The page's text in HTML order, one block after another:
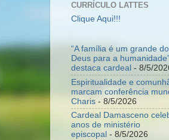
CURRÍCULO LATTES
Clique Aqui!!!
“A família é um grande
Deus para a
destaca cardeal - 8/5/
Espiritualidade e
marcam conferência
Charis - 8/5/2026
Cardeal Damasceno
anos de ministério
episcopal - 8/5/2026